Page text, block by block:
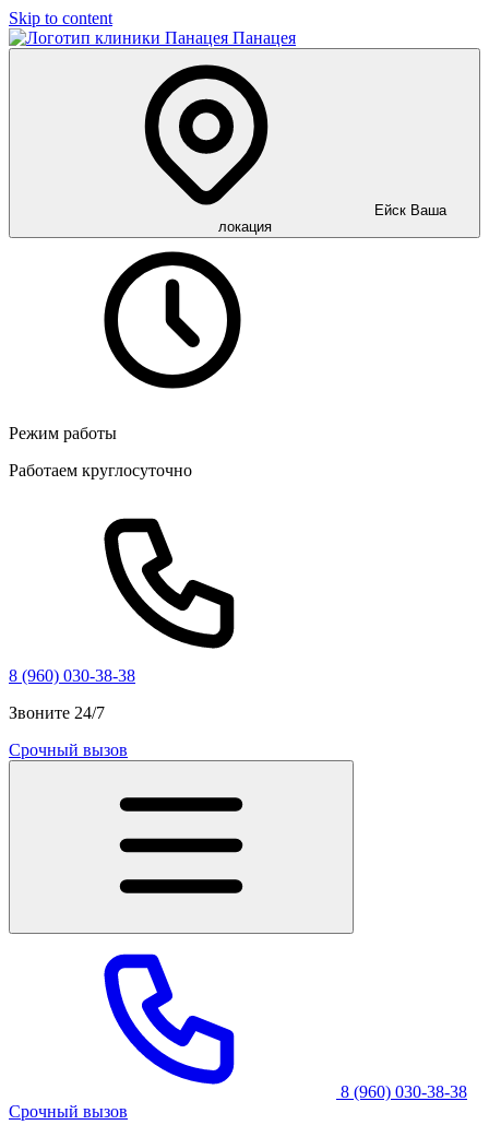
Skip to content
Панацея
Ейск Ваша
локация
Режим работы
Работаем круглосуточно
8 (960) 030-38-38
Звоните 24/7
Срочный вызов
8 (960) 030-38-38
Срочный вызов